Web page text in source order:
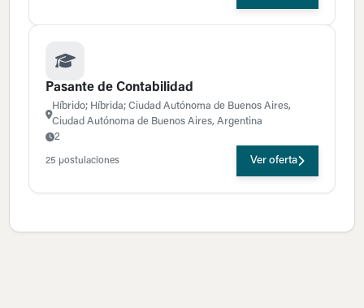
Pasante de Contabilidad
Híbrido; Híbrida; Ciudad Autónoma de Buenos Aires,
Ciudad Autónoma de Buenos Aires, Argentina
2
25 postulaciones Ver oferta